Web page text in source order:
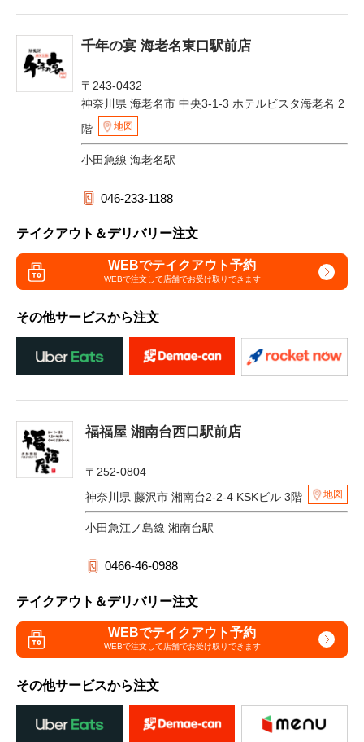
千年の宴 海老名東口駅前店
〒243-0432
神奈川県 海老名市 中央3-1-3 ホテルビスタ海老名 2
階
地図
小田急線 海老名駅
046-233-1188
テイクアウト＆デリバリー注文
WEBでテイクアウト予約
WEBで注文して店舗でお受け取りできます
その他サービスから注文
福福屋 湘南台西口駅前店
〒252-0804
神奈川県 藤沢市 湘南台2-2-4 KSKビル 3階
地図
小田急江ノ島線 湘南台駅
0466-46-0988
テイクアウト＆デリバリー注文
WEBでテイクアウト予約
WEBで注文して店舗でお受け取りできます
その他サービスから注文